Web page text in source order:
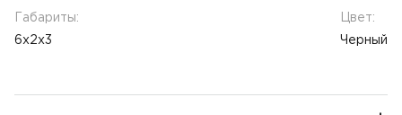
Габариты:
6х2х3
Цвет:
Черный